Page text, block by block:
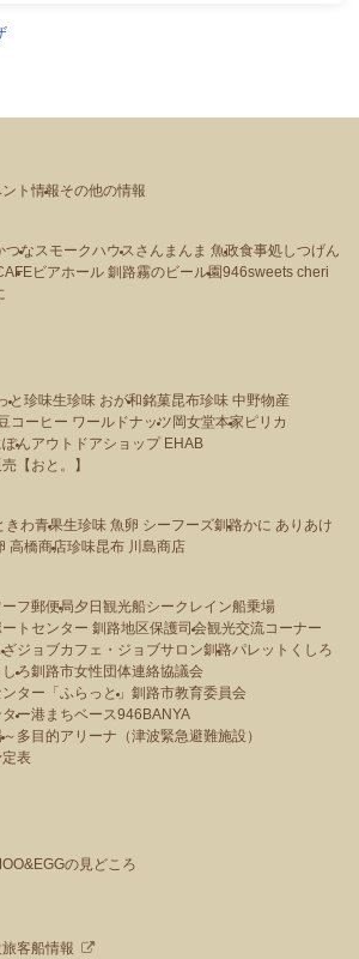
ント情報その他の情報
つな スモークハウス さんまんま 魚政食事処しつげん
ビアホール 釧路霧のビール園946sweets cheri
と珍味生珍味 おが和銘菓昆布珍味 中野物産
コーヒー ワールドナッツ 岡女堂本家 ピリカ
んアウトドアショップ EHAB
【おと。】
きわ青果生珍味 魚卵 シーフーズ釧路かに ありあけ
高橋商店珍味昆布 川島商店
フ郵便局夕日観光船シークレイン船乗場
トセンター 釧路地区保護司会観光交流コーナー
ざジョブカフェ・ジョブサロン釧路パレットくしろ
しろ釧路市女性団体連絡協議会
ター「ふらっと」釧路市教育委員会
ター港まちベース946BANYA
多目的アリーナ（津波緊急避難施設）
定表
の見どころ
旅客船情報